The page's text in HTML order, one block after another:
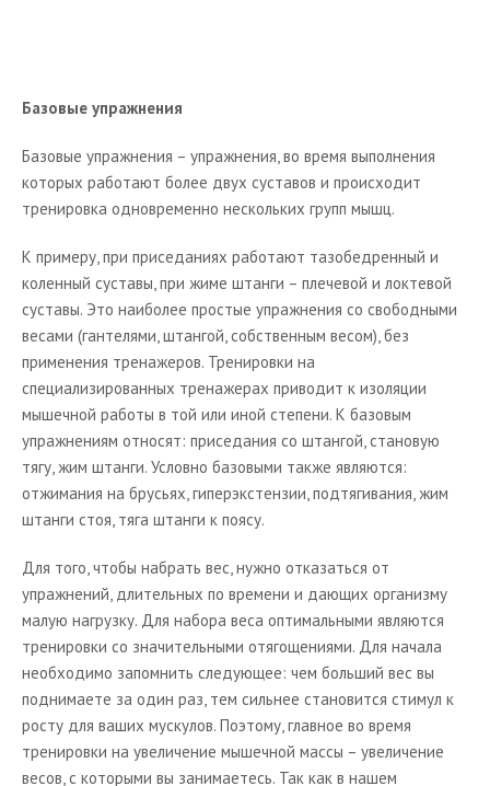
Упражнения для мышц груди
Упражнения для мышц спины
Упражнения для плеч
Упражнения для брюшного пресса
Величайшие атлеты и звезды бодибилдинга
Новости бодибилдинга
Базовые упражнения
Базовые упражнения – упражнения, во время выполнения
которых работают более двух суставов и происходит
тренировка одновременно нескольких групп мышц.
К примеру, при приседаниях работают тазобедренный и
коленный суставы, при жиме штанги – плечевой и локтевой
суставы. Это наиболее простые упражнения со свободными
весами (гантелями, штангой, собственным весом), без
применения тренажеров. Тренировки на
специализированных тренажерах приводит к изоляции
мышечной работы в той или иной степени. К базовым
упражнениям относят: приседания со штангой, становую
тягу, жим штанги. Условно базовыми также являются:
отжимания на брусьях, гиперэкстензии, подтягивания, жим
штанги стоя, тяга штанги к поясу.
Для того, чтобы набрать вес, нужно отказаться от
упражнений, длительных по времени и дающих организму
малую нагрузку. Для набора веса оптимальными являются
тренировки со значительными отягощениями. Для начала
необходимо запомнить следующее: чем больший вес вы
поднимаете за один раз, тем сильнее становится стимул к
росту для ваших мускулов. Поэтому, главное во время
тренировки на увеличение мышечной массы – увеличение
весов, с которыми вы занимаетесь. Так как в нашем